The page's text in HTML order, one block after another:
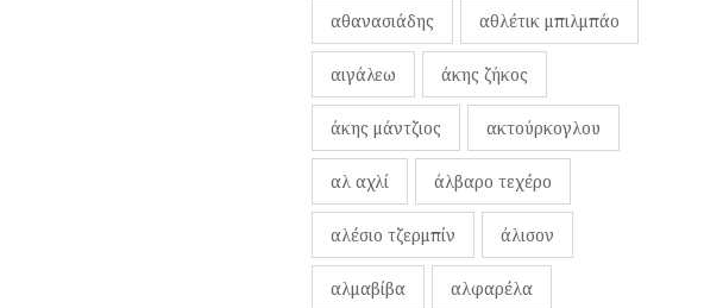
αθανασιάδης αθλέτικ μπιλμπάο
αιγάλεω άκης ζήκος
άκης μάντζιος ακτούρκογλου
αλ αχλί άλβαρο τεχέρο
αλέσιο τζερμπίν άλισον
αλμαβίβα αλφαρέλα